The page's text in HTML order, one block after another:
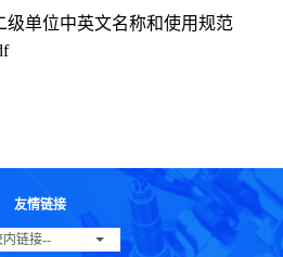
级单位中英文名称和使用规范
友情链接
内链接--